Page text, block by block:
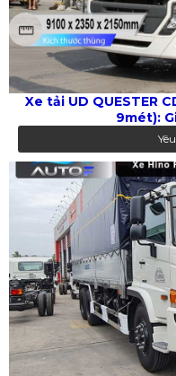
Xe tải UD QUESTER
9mét):